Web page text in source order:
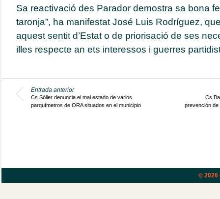
Sa reactivació des Parador demostra sa bona
taronja”, ha manifestat José Luis Rodríguez,
aquest sentit d’Estat o de priorisació de ses
illes respecte an ets interessos i guerres
Entrada anterior
Cs Sóller denuncia el mal estado de varios
parquímetros de ORA situados en el municipio
Cs
prevención de
© 2026